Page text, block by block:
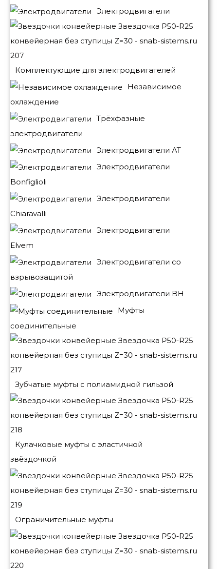
Электродвигатели
Комплектующие для электродвигателей
Независимое
охлаждение
Трёхфазные
электродвигатели
Электродвигатели АТ
Электродвигатели
Bonfiglioli
Электродвигатели
Chiaravalli
Электродвигатели
Elvem
Электродвигатели со
взрывозащитой
Электродвигатели BH
Муфты
соединительные
Зубчатые муфты с полиамидной гильзой
Кулачковые муфты с эластичной
звёздочкой
Ограничительные муфты